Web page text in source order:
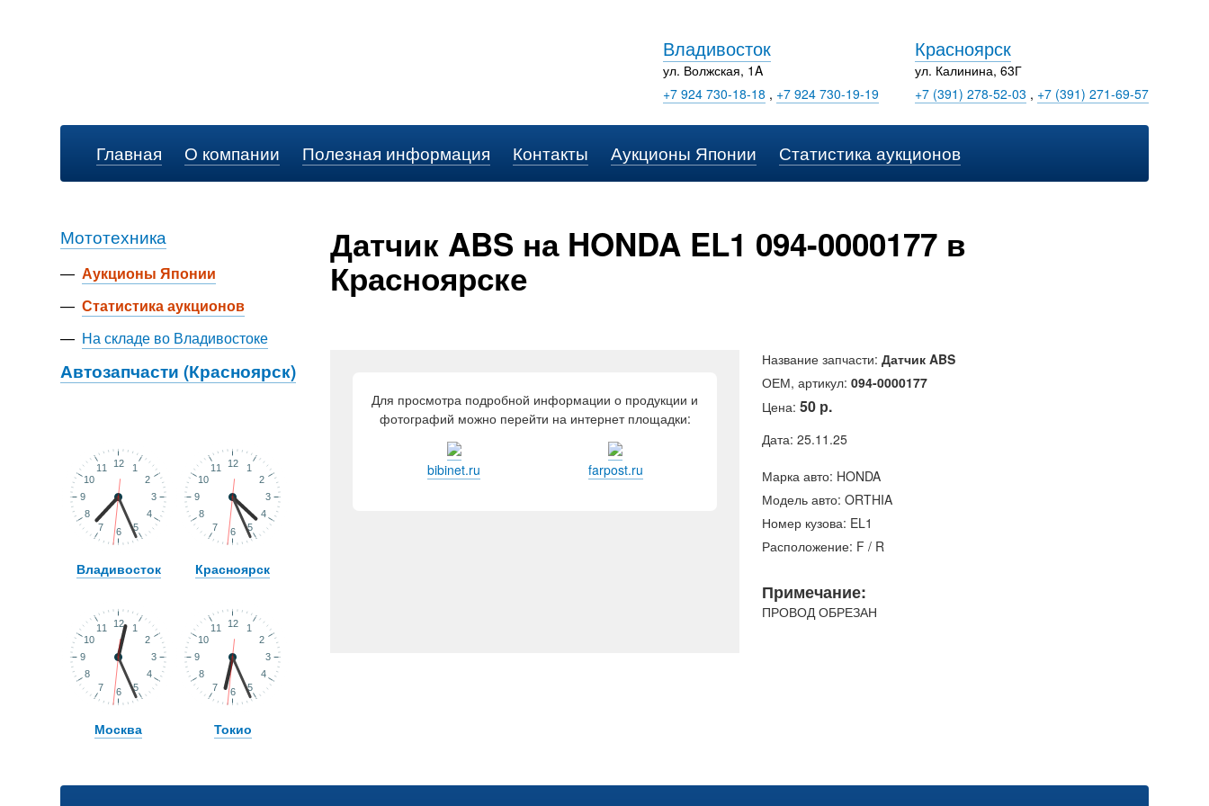
Владивосток
ул. Волжская, 1A
+7 924 730-18-18 , +7 924 730-19-19
Красноярск
ул. Калинина, 63Г
+7 (391) 278-52-03 , +7 (391) 271-69-57
Главная О компании Полезная информация Контакты Аукционы Японии Статистика аукционов
Мототехника
— Аукционы Японии
— Статистика аукционов
— На складе во Владивостоке
Автозапчасти (Красноярск)
Владивосток Красноярск
Москва Токио
Датчик ABS на HONDA EL1 094-0000177 в
Красноярске
Для просмотра подробной информации о продукции и
фотографий можно перейти на интернет площадки:
bibinet.ru farpost.ru
Название запчасти: Датчик ABS
ОЕМ, артикул: 094-0000177
Цена: 50 р.
Дата: 25.11.25
Марка авто: HONDA
Модель авто: ORTHIA
Номер кузова: EL1
Расположение: F / R
Примечание:
ПРОВОД ОБРЕЗАН